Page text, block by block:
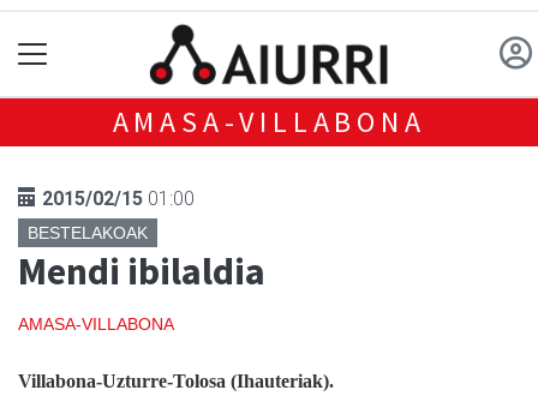
AMASA-VILLABONA
2015/02/15 01:00
BESTELAKOAK
Mendi ibilaldia
AMASA-VILLABONA
Villabona-Uzturre-Tolosa (Ihauteriak).